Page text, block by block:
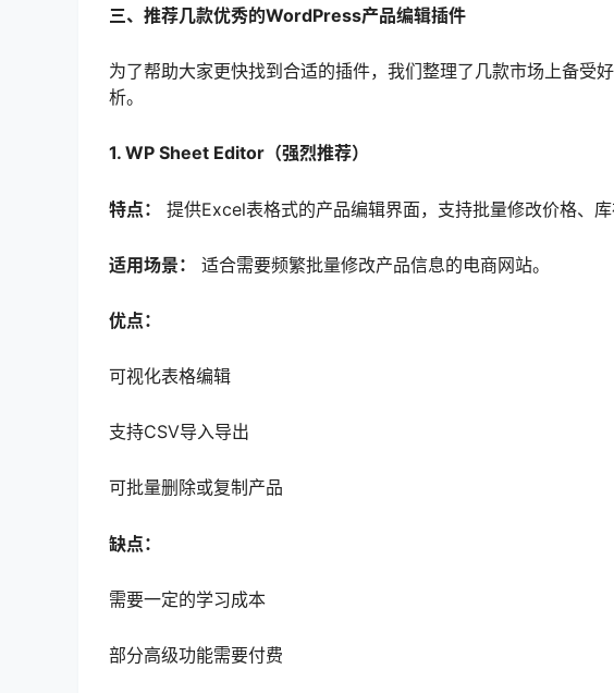
三、推荐几款优秀的WordPress产品编辑插件
为了帮助大家更快找到合适的插件，我们整理了几款市场上备受
析。
1. WP Sheet Editor（强烈推荐）
特点： 提供Excel表格式的产品编辑界面，支持批量修改价格、库
适用场景： 适合需要频繁批量修改产品信息的电商网站。
优点：
可视化表格编辑
支持CSV导入导出
可批量删除或复制产品
缺点：
需要一定的学习成本
部分高级功能需要付费